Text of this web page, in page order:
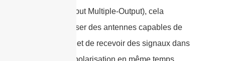
(Multiple-Input Multiple-Output), cela
signifie utiliser des antennes capables de
transmettre et de recevoir des signaux dans
plus d'une polarisation en même temps.